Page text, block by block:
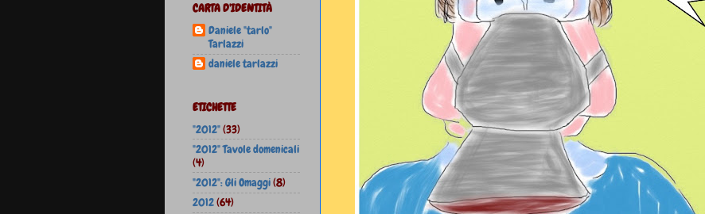
CARTA D'IDENTITÀ
Daniele "tarlo"
Tarlazzi
daniele tarlazzi
ETICHETTE
"2012"(33)
"2012" Tavole domenicali
(4)
"2012": Gli Omaggi(8)
2012(64)